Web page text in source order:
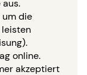
um die
leisten
online.
akzeptiert